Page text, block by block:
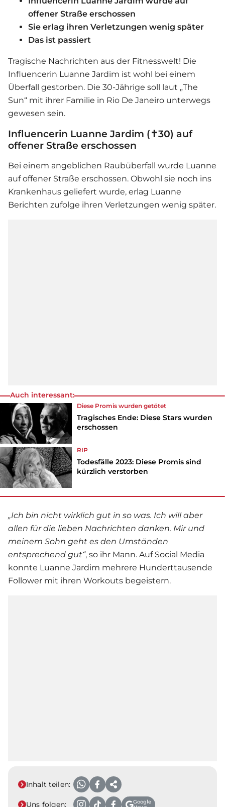
offener Straße erschossen
Sie erlag ihren Verletzungen wenig später
Das ist passiert
Tragische Nachrichten aus der Fitnesswelt! Die
Influencerin Luanne Jardim ist wohl bei einem
Überfall gestorben. Die 30-Jährige soll laut „The
Sun“ mit ihrer Familie in Rio De Janeiro unterwegs
gewesen sein.
Influencerin Luanne Jardim (✝30) auf
offener Straße erschossen
Bei einem angeblichen Raubüberfall wurde Luanne
auf offener Straße erschossen. Obwohl sie noch ins
Krankenhaus geliefert wurde, erlag Luanne
Berichten zufolge ihren Verletzungen wenig später.
Auch interessant:
Diese Promis wurden getötet
Tragisches Ende: Diese Stars wurden
erschossen
RIP
Todesfälle 2023: Diese Promis sind
kürzlich verstorben
„Ich bin nicht wirklich gut in so was. Ich will aber
allen für die lieben Nachrichten danken. Mir und
meinem Sohn geht es den Umständen
entsprechend gut“, so ihr Mann. Auf Social Media
konnte Luanne Jardim mehrere Hunderttausende
Follower mit ihren Workouts begeistern.
Inhalt teilen:
Uns folgen:
Google